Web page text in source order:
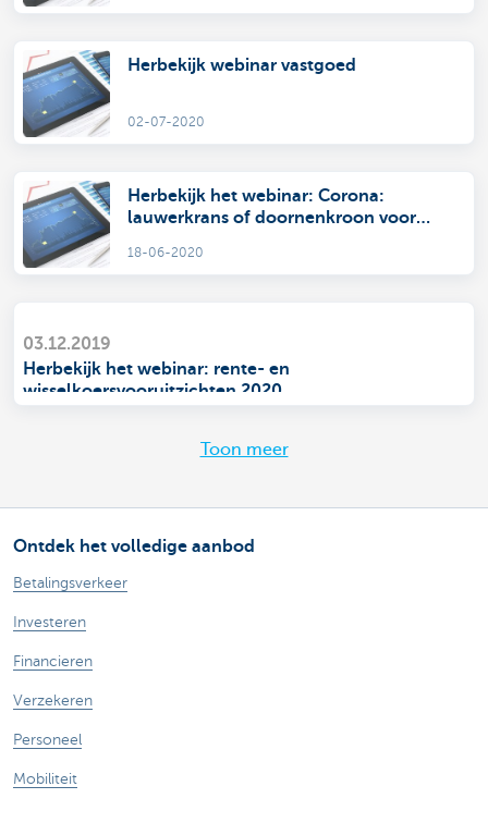
Herbekijk webinar vastgoed
02-07-2020
Herbekijk het webinar: Corona:
lauwerkrans of doornenkroon voor
18-06-2020
03.12.2019
Herbekijk het webinar: rente- en
wisselkoersvooruitzichten 2020
Toon meer
Ontdek het volledige aanbod
Betalingsverkeer
Investeren
Financieren
Verzekeren
Personeel
Mobiliteit